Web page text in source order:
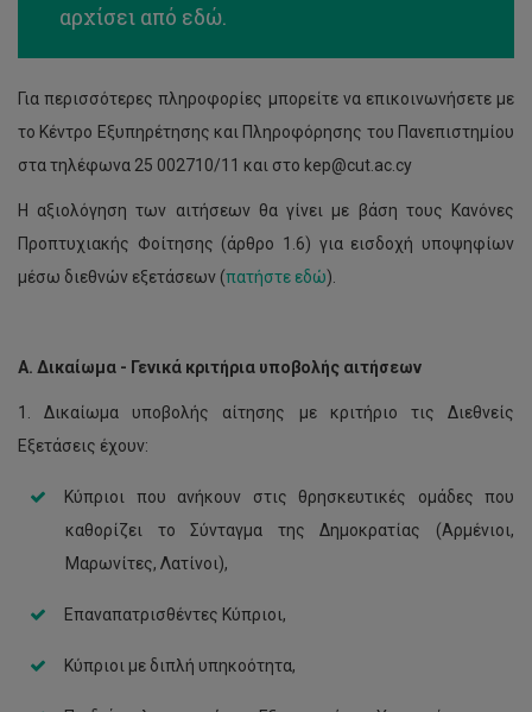
αρχίσει από εδώ.
Για περισσότερες πληροφορίες μπορείτε να επικοινωνήσετε με
το Κέντρο Εξυπηρέτησης και Πληροφόρησης του Πανεπιστημίου
στα τηλέφωνα 25 002710/11 και στο kep@cut.ac.cy
Η αξιολόγηση των αιτήσεων θα γίνει με βάση τους Κανόνες
Προπτυχιακής Φοίτησης (άρθρο 1.6) για εισδοχή υποψηφίων
μέσω διεθνών εξετάσεων (πατήστε εδώ).
Α. Δικαίωμα - Γενικά κριτήρια υποβολής αιτήσεων
1. Δικαίωμα υποβολής αίτησης με κριτήριο τις Διεθνείς
Εξετάσεις έχουν:
Κύπριοι που ανήκουν στις θρησκευτικές ομάδες που
καθορίζει το Σύνταγμα της Δημοκρατίας (Αρμένιοι,
Μαρωνίτες, Λατίνοι),
Επαναπατρισθέντες Κύπριοι,
Κύπριοι με διπλή υπηκοότητα,